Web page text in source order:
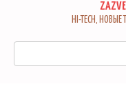
HI-TECH,